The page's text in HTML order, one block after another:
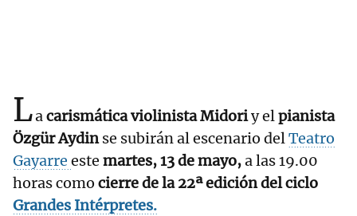
Lacarismática violinista Midoriy elpianista
Özgür Aydinse subirán al escenario delTeatro
Gayarre este martes, 13 de mayo,a las 19.00
horas como cierre de la 22ª edición del ciclo
Grandes Intérpretes.